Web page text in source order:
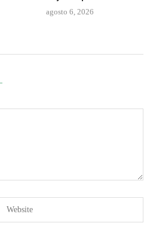
agosto 6, 2026